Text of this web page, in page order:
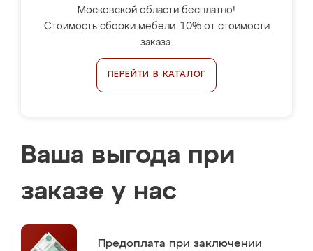
Московской области бесплатно!
Стоимость сборки мебели: 10% от стоимости
заказа.
ПЕРЕЙТИ В КАТАЛОГ
Ваша выгода при
заказе у нас
Предоплата при заключении